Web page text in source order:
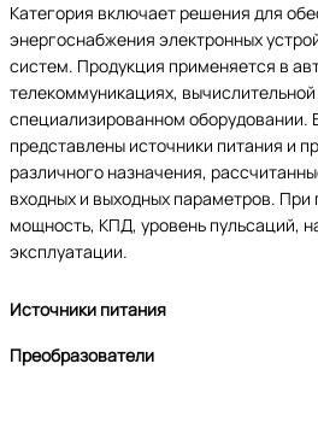
Категория включает решения для
энергоснабжения электронных
систем. Продукция применяется в
телекоммуникациях, вычислительной
специализированном оборудовании.
представлены источники питания и
различного назначения,
входных и выходных параметров.
мощность, КПД, уровень пульсаций,
эксплуатации.
Источники питания
Преобразователи